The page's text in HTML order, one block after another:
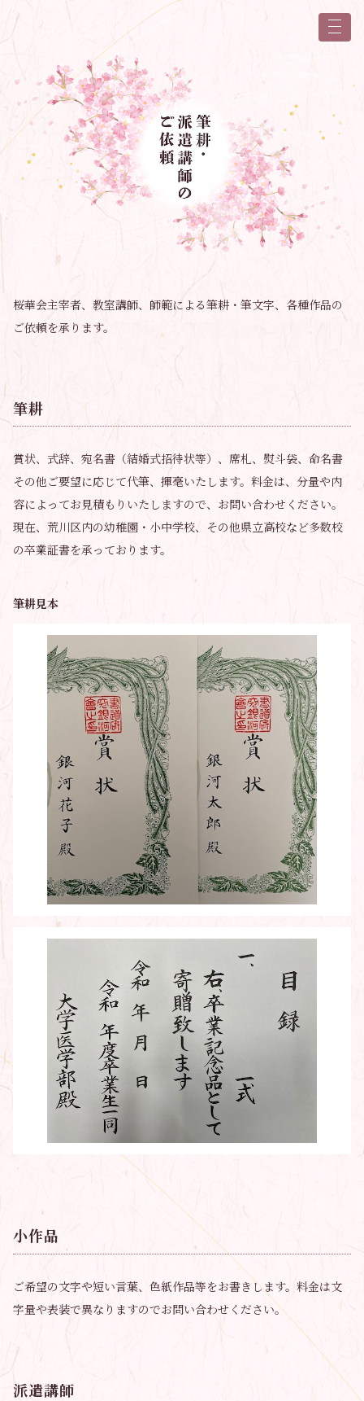
桜華会主宰者、教室講師、師範による筆耕・筆文字、各種作品の
ご依頼を承ります。
筆耕
賞状、式辞、宛名書（結婚式招待状等）、席札、熨斗袋、命名書
その他ご要望に応じて代筆、揮毫いたします。料金は、分量や内
容によってお見積もりいたしますので、お問い合わせください。
現在、荒川区内の幼稚園・小中学校、その他県立高校など多数校
の卒業証書を承っております。
筆耕見本
小作品
ご希望の文字や短い言葉、色紙作品等をお書きします。料金は文
字量や表装で異なりますのでお問い合わせください。
派遣講師